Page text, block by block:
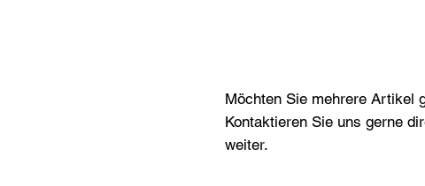
Möchten Sie mehrere Artikel
Kontaktieren Sie uns gerne
weiter.